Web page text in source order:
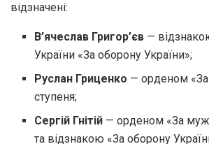
відзначені:
В’ячеслав Григор’єв —
України «За оборону України»;
Руслан Гриценко — орденом «За
ступеня;
Сергій Гнітій — орденом «За
та відзнакою «За оборону